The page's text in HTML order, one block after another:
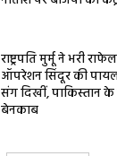
राष्ट्रपति मुर्मू ने भरी
ऑपरेशन सिंदूर की
संग दिखीं, पाकिस्तान
बेनकाब